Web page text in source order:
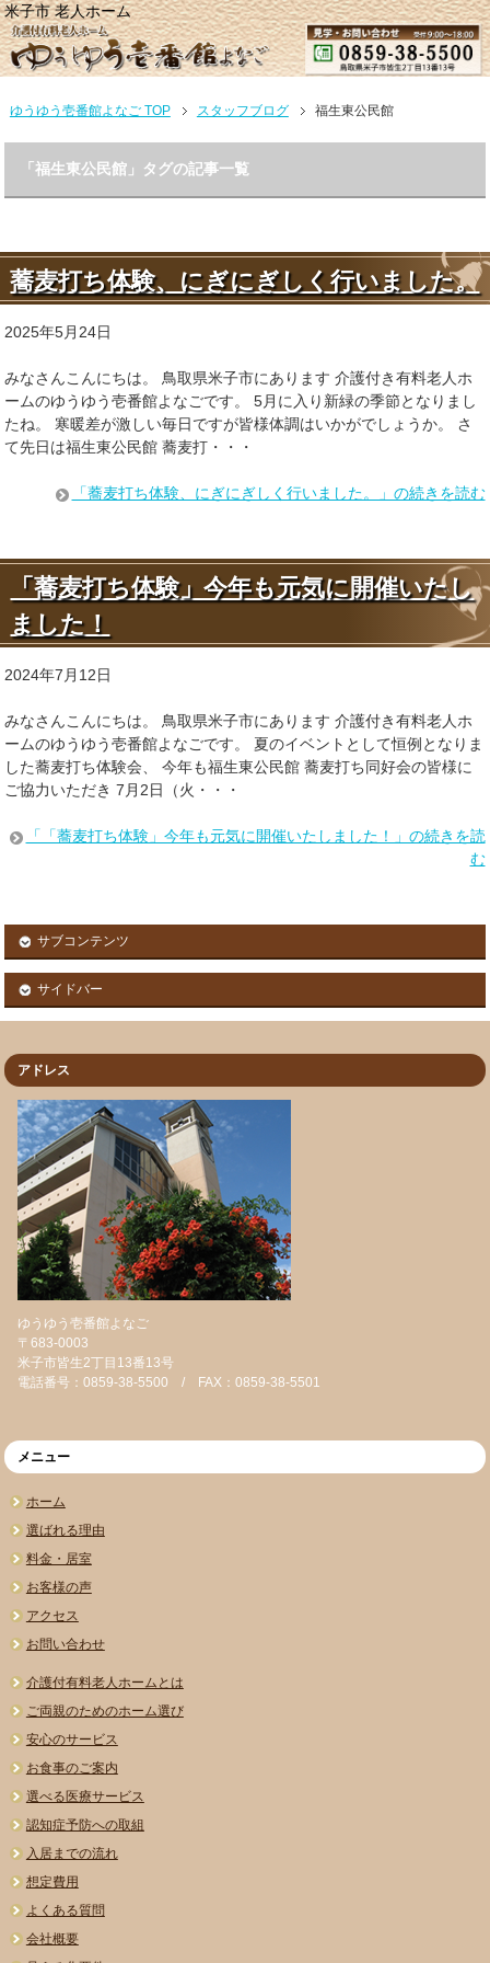
米子市 老人ホーム
ゆうゆう壱番館よなご TOP スタッフブログ 福生東公民館
「福生東公民館」タグの記事一覧
蕎麦打ち体験、にぎにぎしく行いました。
2025年5月24日
みなさんこんにちは。 鳥取県米子市にあります 介護付き有料老人ホ
ームのゆうゆう壱番館よなごです。 5月に入り新緑の季節となりまし
たね。 寒暖差が激しい毎日ですが皆様体調はいかがでしょうか。 さ
て先日は福生東公民館 蕎麦打・・・
「蕎麦打ち体験、にぎにぎしく行いました。」の続きを読む
「蕎麦打ち体験」今年も元気に開催いたし
ました！
2024年7月12日
みなさんこんにちは。 鳥取県米子市にあります 介護付き有料老人ホ
ームのゆうゆう壱番館よなごです。 夏のイベントとして恒例となりま
した蕎麦打ち体験会、 今年も福生東公民館 蕎麦打ち同好会の皆様に
ご協力いただき 7月2日（火・・・
「「蕎麦打ち体験」今年も元気に開催いたしました！」の続きを読
む
サブコンテンツ
サイドバー
アドレス
ゆうゆう壱番館よなご
〒683-0003
米子市皆生2丁目13番13号
電話番号：0859-38-5500 / FAX：0859-38-5501
メニュー
ホーム
選ばれる理由
料金・居室
お客様の声
アクセス
お問い合わせ
介護付有料老人ホームとは
ご両親のためのホーム選び
安心のサービス
お食事のご案内
選べる医療サービス
認知症予防への取組
入居までの流れ
想定費用
よくある質問
会社概要